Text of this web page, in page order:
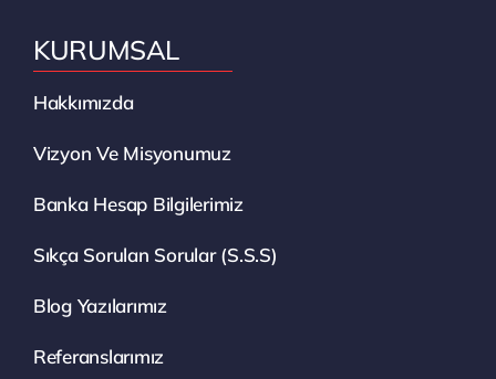
KURUMSAL
Hakkımızda
Vizyon Ve Misyonumuz
Banka Hesap Bilgilerimiz
Sıkça Sorulan Sorular (S.S.S)
Blog Yazılarımız
Referanslarımız